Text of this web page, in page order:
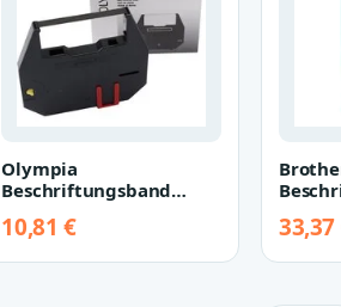
Olympia
Beschriftungsband
068106000 Original
10,81 € 33,37